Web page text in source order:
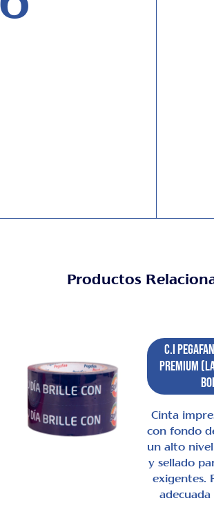
Productos
C.I
Premium
Cinta
con fondo
un alto
y sellado
exigentes.
adecuada